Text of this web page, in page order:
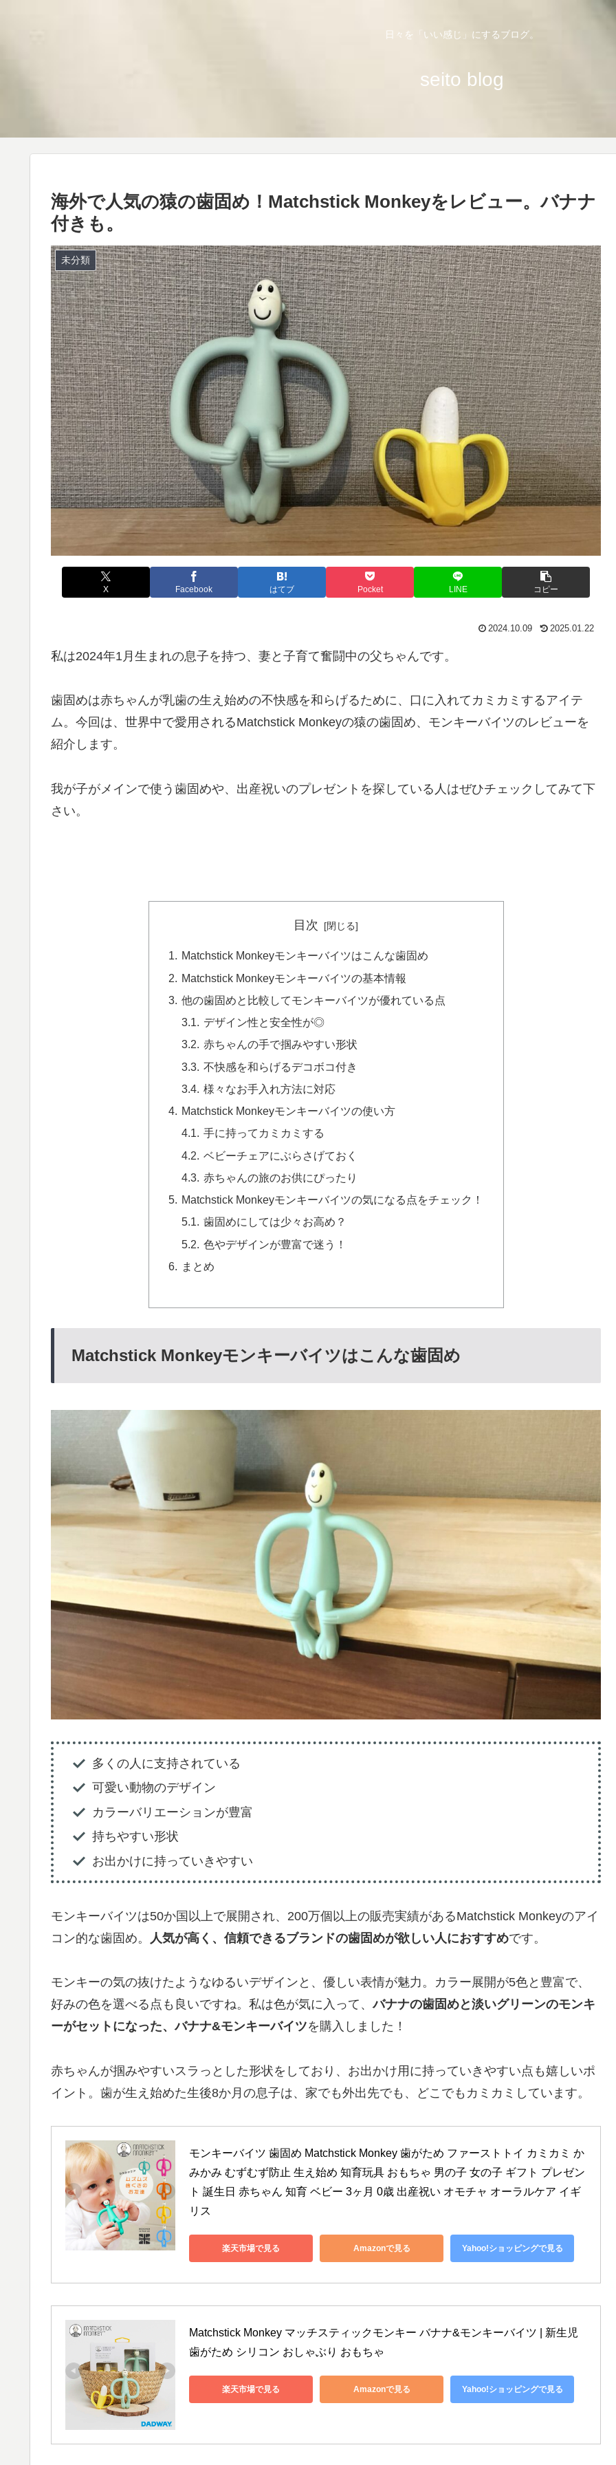
日々を「いい感じ」にするブログ。
seito blog
海外で人気の猿の歯固め！Matchstick Monkeyをレビュー。バナナ
付きも。
未分類
X Facebook はてブ Pocket LINE コピー
2024.10.09 2025.01.22
私は2024年1月生まれの息子を持つ、妻と子育て奮闘中の父ちゃんです。
歯固めは赤ちゃんが乳歯の生え始めの不快感を和らげるために、口に入れてカミカミするアイテ
ム。今回は、世界中で愛用されるMatchstick Monkeyの猿の歯固め、モンキーバイツのレビューを
紹介します。
我が子がメインで使う歯固めや、出産祝いのプレゼントを探している人はぜひチェックしてみて下
さい。
目次
Matchstick Monkeyモンキーバイツはこんな歯固め
Matchstick Monkeyモンキーバイツの基本情報
他の歯固めと比較してモンキーバイツが優れている点
デザイン性と安全性が◎
赤ちゃんの手で掴みやすい形状
不快感を和らげるデコボコ付き
様々なお手入れ方法に対応
Matchstick Monkeyモンキーバイツの使い方
手に持ってカミカミする
ベビーチェアにぶらさげておく
赤ちゃんの旅のお供にぴったり
Matchstick Monkeyモンキーバイツの気になる点をチェック！
歯固めにしては少々お高め？
色やデザインが豊富で迷う！
まとめ
Matchstick Monkeyモンキーバイツはこんな歯固め
多くの人に支持されている
可愛い動物のデザイン
カラーバリエーションが豊富
持ちやすい形状
お出かけに持っていきやすい
モンキーバイツは50か国以上で展開され、200万個以上の販売実績があるMatchstick Monkeyのアイ
コン的な歯固め。
人気が高く、信頼できるブランドの歯固めが欲しい人におすすめです。
モンキーの気の抜けたようなゆるいデザインと、優しい表情が魅力。カラー展開が5色と豊富で、
好みの色を選べる点も良いですね。私は色が気に入って、バナナの歯固めと淡いグリーンのモンキ
ーがセットになった、バナナ&モンキーバイツを購入しました！
赤ちゃんが掴みやすいスラっとした形状をしており、お出かけ用に持っていきやすい点も嬉しいポ
イント。歯が生え始めた生後8か月の息子は、家でも外出先でも、どこでもカミカミしています。
モンキーバイツ 歯固め Matchstick Monkey 歯がため ファーストトイ カミカミ か
みかみ むずむず防止 生え始め 知育玩具 おもちゃ 男の子 女の子 ギフト プレゼン
ト 誕生日 赤ちゃん 知育 ベビー 3ヶ月 0歳 出産祝い オモチャ オーラルケア イギ
リス
楽天市場で見る Amazonで見る Yahoo!ショッピングで見る
Matchstick Monkey マッチスティックモンキー バナナ&モンキーバイツ | 新生児
歯がため シリコン おしゃぶり おもちゃ
楽天市場で見る Amazonで見る Yahoo!ショッピングで見る